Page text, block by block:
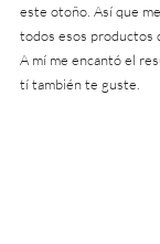
este otoño. Así que
todos esos productos
A mí me encantó el
tí también te guste.